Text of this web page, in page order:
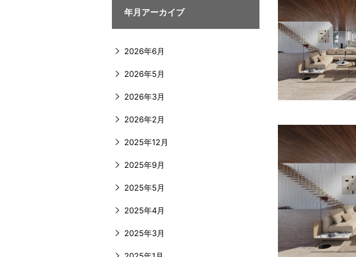
年月アーカイブ
2026年6月
2026年5月
2026年3月
2026年2月
2025年12月
2025年9月
2025年5月
2025年4月
2025年3月